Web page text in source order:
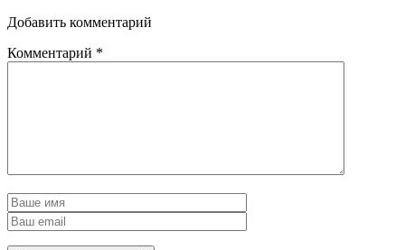
Добавить комментарий
Комментарий *